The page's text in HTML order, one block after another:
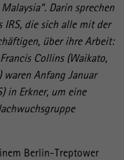
Darin sprechen
IRS, die sich alle mit der
über ihre Arbeit:
Collins (Waikato,
waren Anfang Januar
in Erkner, um eine
Berlin-Treptower